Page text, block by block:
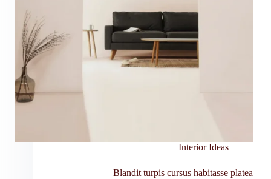
Interior Ideas
Blandit turpis cursus habitasse platea